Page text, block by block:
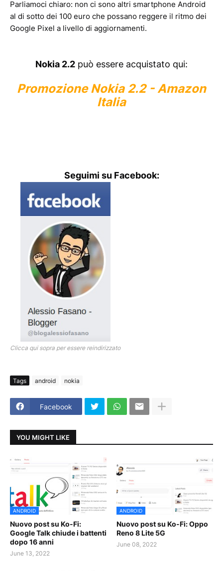
Parliamoci chiaro: non ci sono altri smartphone Android
al di sotto dei 100 euro che possano reggere il ritmo dei
Google Pixel a livello di aggiornamenti.
Nokia 2.2 può essere acquistato qui:
Promozione Nokia 2.2 - Amazon
Italia
Seguimi su Facebook:
Clicca qui sopra per essere reindirizzato
Tags android nokia
Facebook
YOU MIGHT LIKE
ANDROID
Nuovo post su Ko-Fi:
Google Talk chiude i battenti
dopo 16 anni
June 13, 2022
ANDROID
Nuovo post su Ko-Fi: Oppo
Reno 8 Lite 5G
June 08, 2022